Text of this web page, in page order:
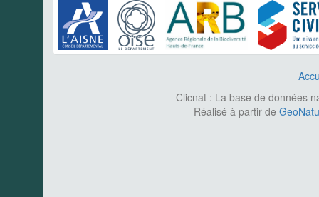
Clicnat : La base de données
Réalisé à partir de